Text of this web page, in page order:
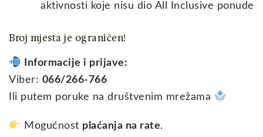
aktivnosti koje nisu dio All Inclusive ponude
Broj mjesta je ograničen!
Informacije i prijave:
Viber: 066/266-766
Ili putem poruke na društvenim mrežama
Mogućnost plaćanja na rate.